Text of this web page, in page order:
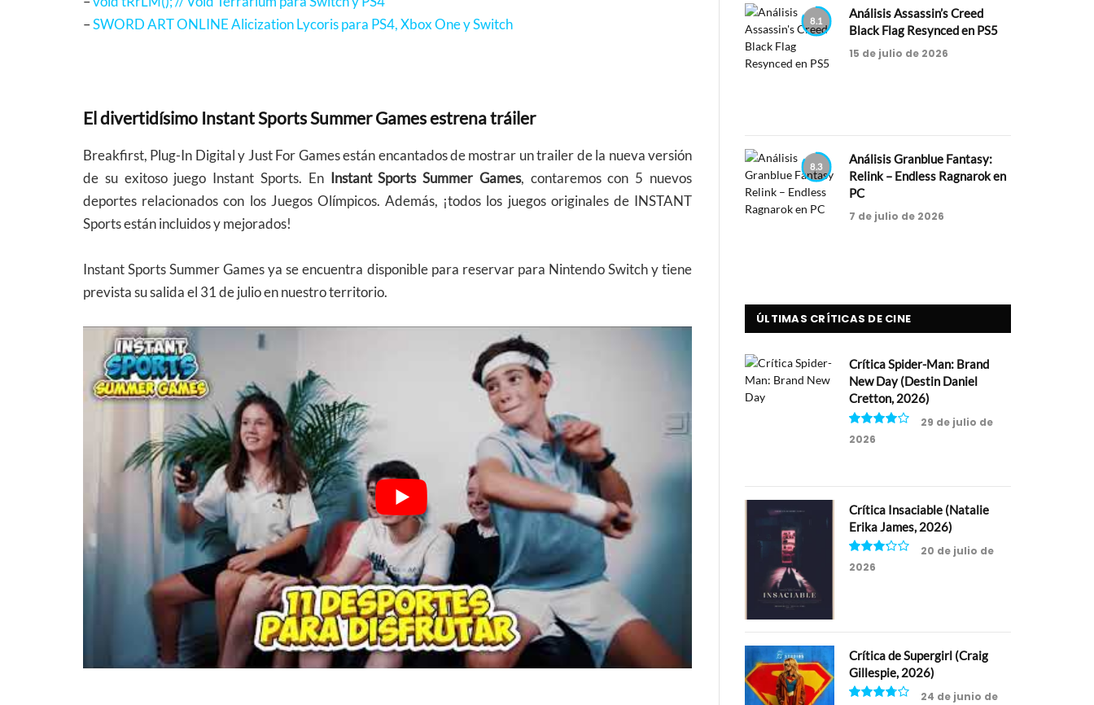
–SWORD ART ONLINE Alicization Lycoris para PS4, Xbox One y Switch
El divertidísimo Instant Sports Summer Games estrena tráiler
Breakfirst, Plug-In Digital y Just For Games están encantados de mostrar un trailer de la nueva versión
de su exitoso juego Instant Sports. En Instant Sports Summer Games, contaremos con 5 nuevos
deportes relacionados con los Juegos Olímpicos. Además, ¡todos los juegos originales de INSTANT
Sports están incluidos y mejorados!
Instant Sports Summer Games ya se encuentra disponible para reservar para Nintendo Switch y tiene
prevista su salida el 31 de julio en nuestro territorio.
8.1
Análisis Assassin’s Creed
Black Flag Resynced en PS5
15 de julio de 2026
8.3
Análisis Granblue Fantasy:
Relink – Endless Ragnarok en
PC
7 de julio de 2026
ÚLTIMAS CRÍTICAS DE CINE
Crítica Spider-Man: Brand
New Day (Destin Daniel
Cretton, 2026)
8
29 de julio de
2026
Crítica Insaciable (Natalie
Erika James, 2026)
6.5
20 de julio de
2026
Crítica de Supergirl (Craig
Gillespie, 2026)
24 de junio de